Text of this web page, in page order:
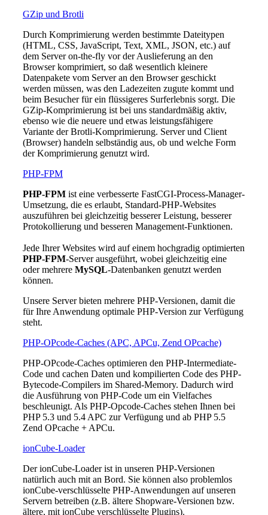
GZip und Brotli
Durch Komprimierung werden bestimmte Dateitypen
(HTML, CSS, JavaScript, Text, XML, JSON, etc.) auf
dem Server on-the-fly vor der Auslieferung an den
Browser komprimiert, so daß wesentlich kleinere
Datenpakete vom Server an den Browser geschickt
werden müssen, was den Ladezeiten zugute kommt und
beim Besucher für ein flüssigeres Surferlebnis sorgt. Die
GZip-Komprimierung ist bei uns standardmäßig aktiv,
ebenso wie die neuere und etwas leistungsfähigere
Variante der Brotli-Komprimierung. Server und Client
(Browser) handeln selbständig aus, ob und welche Form
der Komprimierung genutzt wird.
PHP-FPM
PHP-FPM ist eine verbesserte FastCGI-Process-Manager-
Umsetzung, die es erlaubt, Standard-PHP-Websites
auszuführen bei gleichzeitig besserer Leistung, besserer
Protokollierung und besseren Management-Funktionen.
Jede Ihrer Websites wird auf einem hochgradig optimierten
PHP-FPM-Server ausgeführt, wobei gleichzeitig eine
oder mehrere MySQL-Datenbanken genutzt werden
können.
Unsere Server bieten mehrere PHP-Versionen, damit die
für Ihre Anwendung optimale PHP-Version zur Verfügung
steht.
PHP-OPcode-Caches (APC, APCu, Zend OPcache)
PHP-OPcode-Caches optimieren den PHP-Intermediate-
Code und cachen Daten und kompilierten Code des PHP-
Bytecode-Compilers im Shared-Memory. Dadurch wird
die Ausführung von PHP-Code um ein Vielfaches
beschleunigt. Als PHP-Opcode-Caches stehen Ihnen bei
PHP 5.3 und 5.4 APC zur Verfügung und ab PHP 5.5
Zend OPcache + APCu.
ionCube-Loader
Der ionCube-Loader ist in unseren PHP-Versionen
natürlich auch mit an Bord. Sie können also problemlos
ionCube-verschlüsselte PHP-Anwendungen auf unseren
Servern betreiben (z.B. ältere Shopware-Versionen bzw.
ältere, mit ionCube verschlüsselte Plugins).